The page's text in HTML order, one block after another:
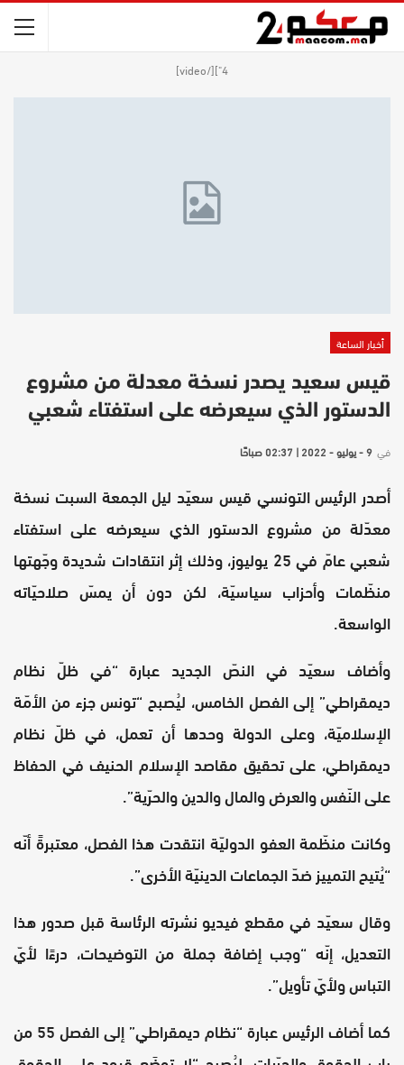
4"][/video]
أخبار الساعة
قيس سعيد يصدر نسخة معدلة من مشروع
الدستور الذي سيعرضه على استفتاء شعبي
في 9 - يوليو - 2022 | 02:37 صباحًا
أصدر الرئيس التونسي قيس سعيّد ليل الجمعة السبت نسخة
معدّلة من مشروع الدستور الذي سيعرضه على استفتاء
شعبي عامّ في 25 يوليوز، وذلك إثر انتقادات شديدة وجّهتها
منظّمات وأحزاب سياسيّة، لكن دون أن يمسّ صلاحيّاته
الواسعة.
وأضاف سعيّد في النصّ الجديد عبارة “في ظلّ نظام
ديمقراطي” إلى الفصل الخامس، ليُصبح “تونس جزء من الأمّة
الإسلاميّة، وعلى الدولة وحدها أن تعمل، في ظلّ نظام
ديمقراطي، على تحقيق مقاصد الإسلام الحنيف في الحفاظ
على النّفس والعرض والمال والدين والحرّية”.
وكانت منظّمة العفو الدوليّة انتقدت هذا الفصل، معتبرةً أنّه
“يُتيح التمييز ضدّ الجماعات الدينيّة الأخرى”.
وقال سعيّد في مقطع فيديو نشرته الرئاسة قبل صدور هذا
التعديل، إنّه “وجب إضافة جملة من التوضيحات، درءًا لأيّ
التباس ولأيّ تأويل”.
كما أضاف الرئيس عبارة “نظام ديمقراطي” إلى الفصل 55 من